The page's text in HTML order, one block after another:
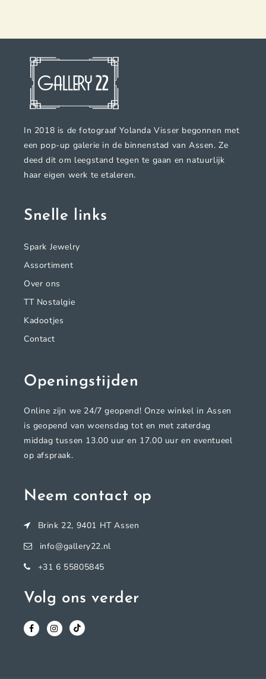
In 2018 is de fotograaf Yolanda Visser begonnen met
een pop-up galerie in de binnenstad van Assen. Ze
deed dit om leegstand tegen te gaan en natuurlijk
haar eigen werk te etaleren.
Snelle links
Spark Jewelry
Assortiment
Over ons
TT Nostalgie
Kadootjes
Contact
Openingstijden
Online zijn we 24/7 geopend! Onze winkel in Assen
is geopend van woensdag tot en met zaterdag
middag tussen 13.00 uur en 17.00 uur en eventueel
op afspraak.
Neem contact op
Brink 22, 9401 HT Assen
info@gallery22.nl
+31 6 55805845
Volg ons verder